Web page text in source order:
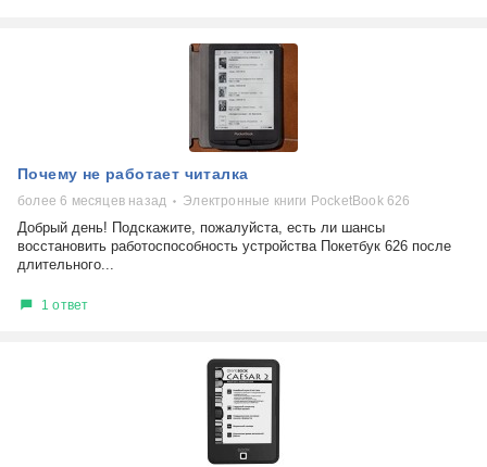
Почему не работает читалка
более 6 месяцев назад Электронные книги PocketBook 626
Добрый день! Подскажите, пожалуйста, есть ли шансы
восстановить работоспособность устройства Покетбук 626 после
длительного...
1 ответ